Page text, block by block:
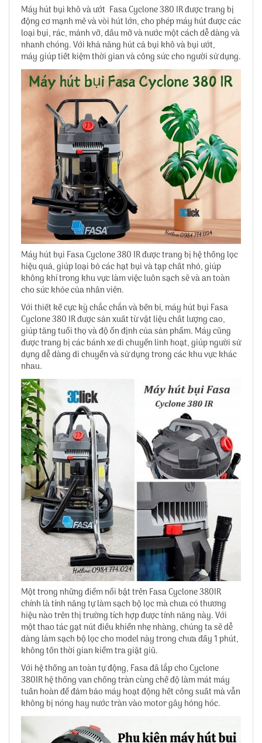
Máy hút bụi khô và ướt Fasa Cyclone 380 IR được trang bị
động cơ mạnh mẽ và vòi hút lớn, cho phép máy hút được các
loại bụi, rác, mảnh vỡ, dầu mỡ và nước một cách dễ dàng và
nhanh chóng. Với khả năng hút cả bụi khô và bụi ướt,
máy giúp tiết kiệm thời gian và công sức cho người sử dụng.
Máy hút bụi Fasa Cyclone 380 IRđược trang bị hệ thống lọc
hiệu quả, giúp loại bỏ các hạt bụi và tạp chất nhỏ, giúp
không khí trong khu vực làm việc luôn sạch sẽ và an toàn
cho sức khỏe của nhân viên.
Với thiết kế cực kỳ chắc chắn và bền bỉ, máy hút bụi Fasa
Cyclone 380 IR được sản xuất từ vật liệu chất lượng cao,
giúp tăng tuổi thọ và độ ổn định của sản phẩm. Máy cũng
được trang bị các bánh xe di chuyển linh hoạt, giúp người sử
dụng dễ dàng di chuyển và sử dụng trong các khu vực khác
nhau.
Một trong những điểm nổi bật trên Fasa Cyclone 380IR
chính là tính năng tự làm sạch bộ lọc mà chưa có thương
hiệu nào trên thị trường tích hợp được tính năng này. Với
một thao tác gạt nút điều khiển nhẹ nhàng, chúng ta sẽ dễ
dàng làm sạch bộ lọc cho model này trong chưa đầy 1 phút,
không tốn thời gian kiểm tra giặt giũ.
Với hệ thống an toàn tự động, Fasa đã lắp cho Cyclone
380IR hệ thống van chống tràn cùng chế độ làm mát máy
tuần hoàn để đảm bảo máy hoạt động hết công suất mà vẫn
không bị nóng hay nước tràn vào motor gây hỏng hóc.